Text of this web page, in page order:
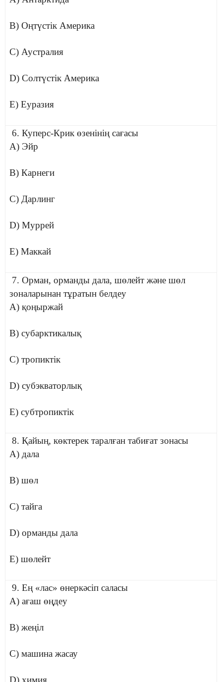
B) Оңтүстік Америка
C) Аустралия
D) Солтүстік Америка
E) Еуразия
6. Куперс-Крик өзенінің сағасы
A) Эйр
B) Карнеги
C) Дарлинг
D) Муррей
E) Маккай
7. Орман, орманды дала, шөлейт және шөл
зоналарынан тұратын белдеу
A) қоңыржай
B) субарктикалық
C) тропиктік
D) субэкваторлық
E) субтропиктік
8. Қайың, көктерек таралған табиғат зонасы
A) дала
B) шөл
C) тайга
D) орманды дала
E) шөлейт
9. Ең «лас» өнеркәсіп саласы
A) ағаш өңдеу
B) жеңіл
C) машина жасау
D) химия